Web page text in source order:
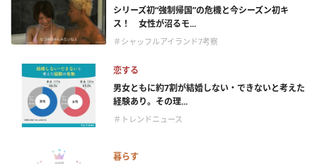
シリーズ初“強制帰国”の危機と今シーズン初キ
ス！ 女性が沼るモ...
＃シャッフルアイランド7考察
恋する
男女ともに約7割が結婚しない・できないと考えた
経験あり。その理...
＃トレンドニュース
暮らす